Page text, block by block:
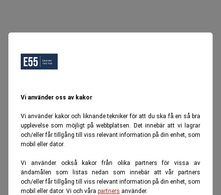
Vi använder oss av kakor
Vi använder kakor och liknande tekniker för att du ska få en så bra
upplevelse som möjligt på webbplatsen. Det innebär att vi lagrar
och/eller får tillgång till viss relevant information på din enhet, som
mobil eller dator.
Vi använder också kakor från olika partners för vissa av
ändamålen som listas nedan som innebär att vår partners
och/eller får tillgång till viss relevant information på din enhet, som
mobil eller dator. Vi och våra partners använder.
Oops, Ett fel inträffade.